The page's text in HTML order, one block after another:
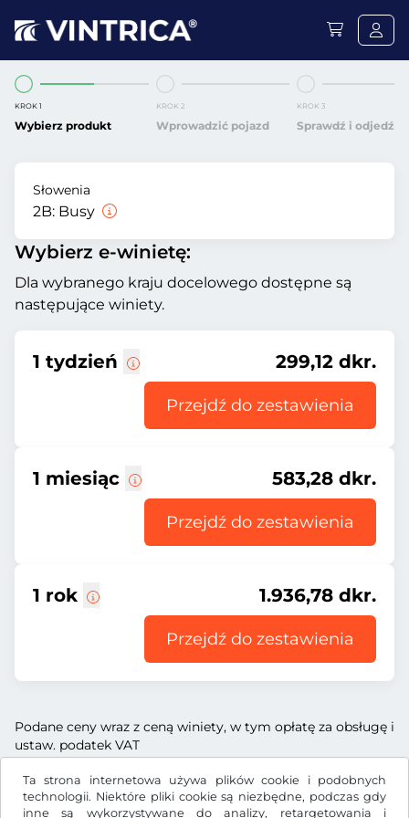
Ta strona internetowa używa plików cookie i podobnych
technologii. Niektóre pliki cookie są niezbędne, podczas gdy
inne są wykorzystywane do analizy, retargetowania i
KROK 1
Wybierz produkt
KROK 2
Wprowadzić pojazd
KROK 3
Sprawdź i odjedź
Słowenia
2B: Busy
Wybierz e-winietę:
Dla wybranego kraju docelowego dostępne są
następujące winiety.
1 tydzień 299,12 dkr.
Przejdź do zestawienia
1 miesiąc 583,28 dkr.
Przejdź do zestawienia
1 rok 1.936,78 dkr.
Przejdź do zestawienia
Podane ceny wraz z ceną winiety, w tym opłatę za obsługę i
ustaw. podatek VAT